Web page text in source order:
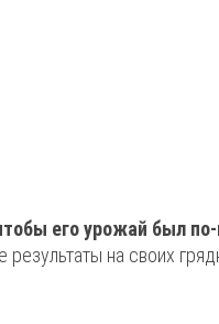
его урожай был
результаты на своих